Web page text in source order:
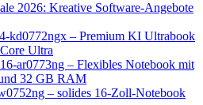
2026: Kreative Software-Angebote
kd0772ngx – Premium KI Ultrabook
Ultra
ar0773ng – Flexibles Notebook mit
32 GB RAM
– solides 16-Zoll-Notebook